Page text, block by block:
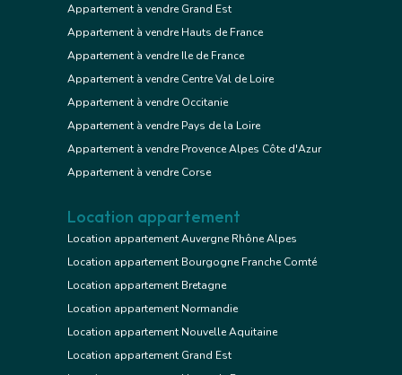
Appartement à vendre Grand Est
Appartement à vendre Hauts de France
Appartement à vendre Ile de France
Appartement à vendre Centre Val de Loire
Appartement à vendre Occitanie
Appartement à vendre Pays de la Loire
Appartement à vendre Provence Alpes Côte d'Azur
Appartement à vendre Corse
Location appartement
Location appartement Auvergne Rhône Alpes
Location appartement Bourgogne Franche Comté
Location appartement Bretagne
Location appartement Normandie
Location appartement Nouvelle Aquitaine
Location appartement Grand Est